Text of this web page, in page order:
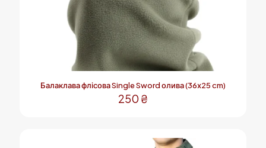
Балаклава флісова Single Sword олива (36х25 cm)
250 ₴